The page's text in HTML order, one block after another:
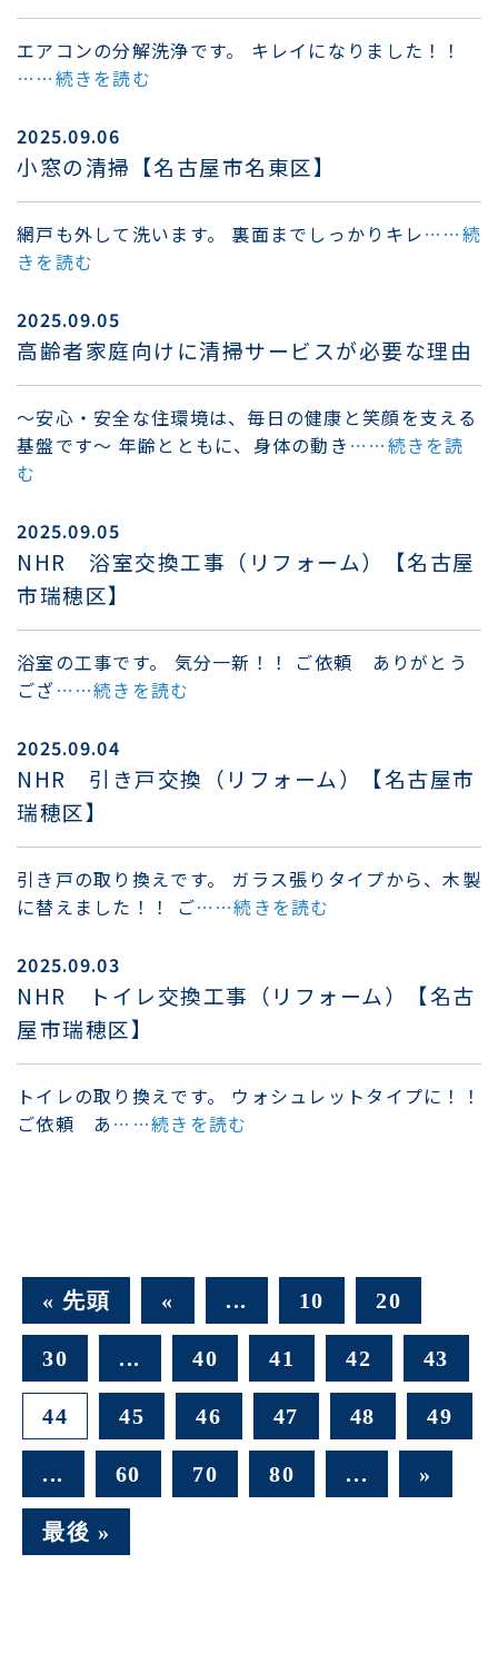
エアコンの分解洗浄です。 キレイになりました！！
……続きを読む
2025.09.06
小窓の清掃【名古屋市名東区】
網戸も外して洗います。 裏面までしっかりキレ……続
きを読む
2025.09.05
高齢者家庭向けに清掃サービスが必要な理由
～安心・安全な住環境は、毎日の健康と笑顔を支える
基盤です～ 年齢とともに、身体の動き ……続きを読
む
2025.09.05
NHR 浴室交換工事（リフォーム）【名古屋
市瑞穂区】
浴室の工事です。 気分一新！！ ご依頼 ありがとう
ござ……続きを読む
2025.09.04
NHR 引き戸交換（リフォーム）【名古屋市
瑞穂区】
引き戸の取り換えです。 ガラス張りタイプから、木製
に替えました！！ ご……続きを読む
2025.09.03
NHR トイレ交換工事（リフォーム）【名古
屋市瑞穂区】
トイレの取り換えです。 ウォシュレットタイプに！！
ご依頼 あ……続きを読む
« 先頭 « ... 10 20
30 ... 40 41 42 43
44 45 46 47 48 49
... 60 70 80 ... »
最後 »